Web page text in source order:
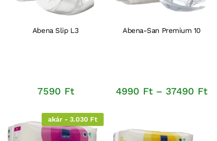
Abena Slip L3
7590 Ft
Abena-San Premium 10
4990 Ft – 37490 Ft
akár - 3.030 Ft